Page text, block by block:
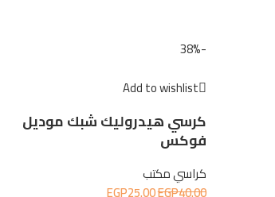
-38%
Add to wishlist
كرسي هيدروليك شبك موديل
فوكس
كراسي مكتب